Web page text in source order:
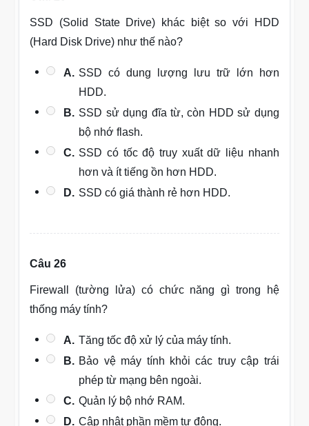
SSD (Solid State Drive) khác biệt so với HDD
(Hard Disk Drive) như thế nào?
A. SSD có dung lượng lưu trữ lớn hơn
HDD.
B. SSD sử dụng đĩa từ, còn HDD sử dụng
bộ nhớ flash.
C. SSD có tốc độ truy xuất dữ liệu nhanh
hơn và ít tiếng ồn hơn HDD.
D. SSD có giá thành rẻ hơn HDD.
Câu 26
Firewall (tường lửa) có chức năng gì trong hệ
thống máy tính?
A. Tăng tốc độ xử lý của máy tính.
B. Bảo vệ máy tính khỏi các truy cập trái
phép từ mạng bên ngoài.
C. Quản lý bộ nhớ RAM.
D. Cập nhật phần mềm tự động.